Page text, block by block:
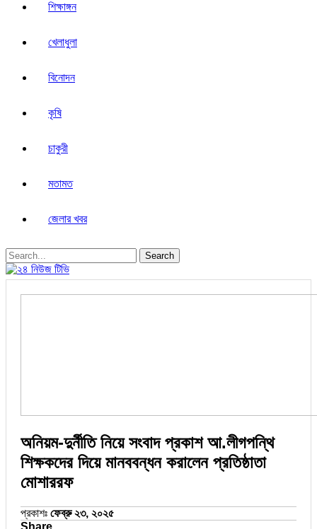
শিক্ষাঙ্গন
খেলাধুলা
বিনোদন
কৃষি
চাকুরী
মতামত
জেলার খবর
অনিয়ম-দুর্নীতি নিয়ে সংবাদ প্রকাশ আ.লীগপন্থি
শিক্ষকদের দিয়ে মানববন্ধন করালেন প্রতিষ্ঠাতা
মোশাররফ
প্রকাশঃ ফেব্রু ২৩, ২০২৫
Share